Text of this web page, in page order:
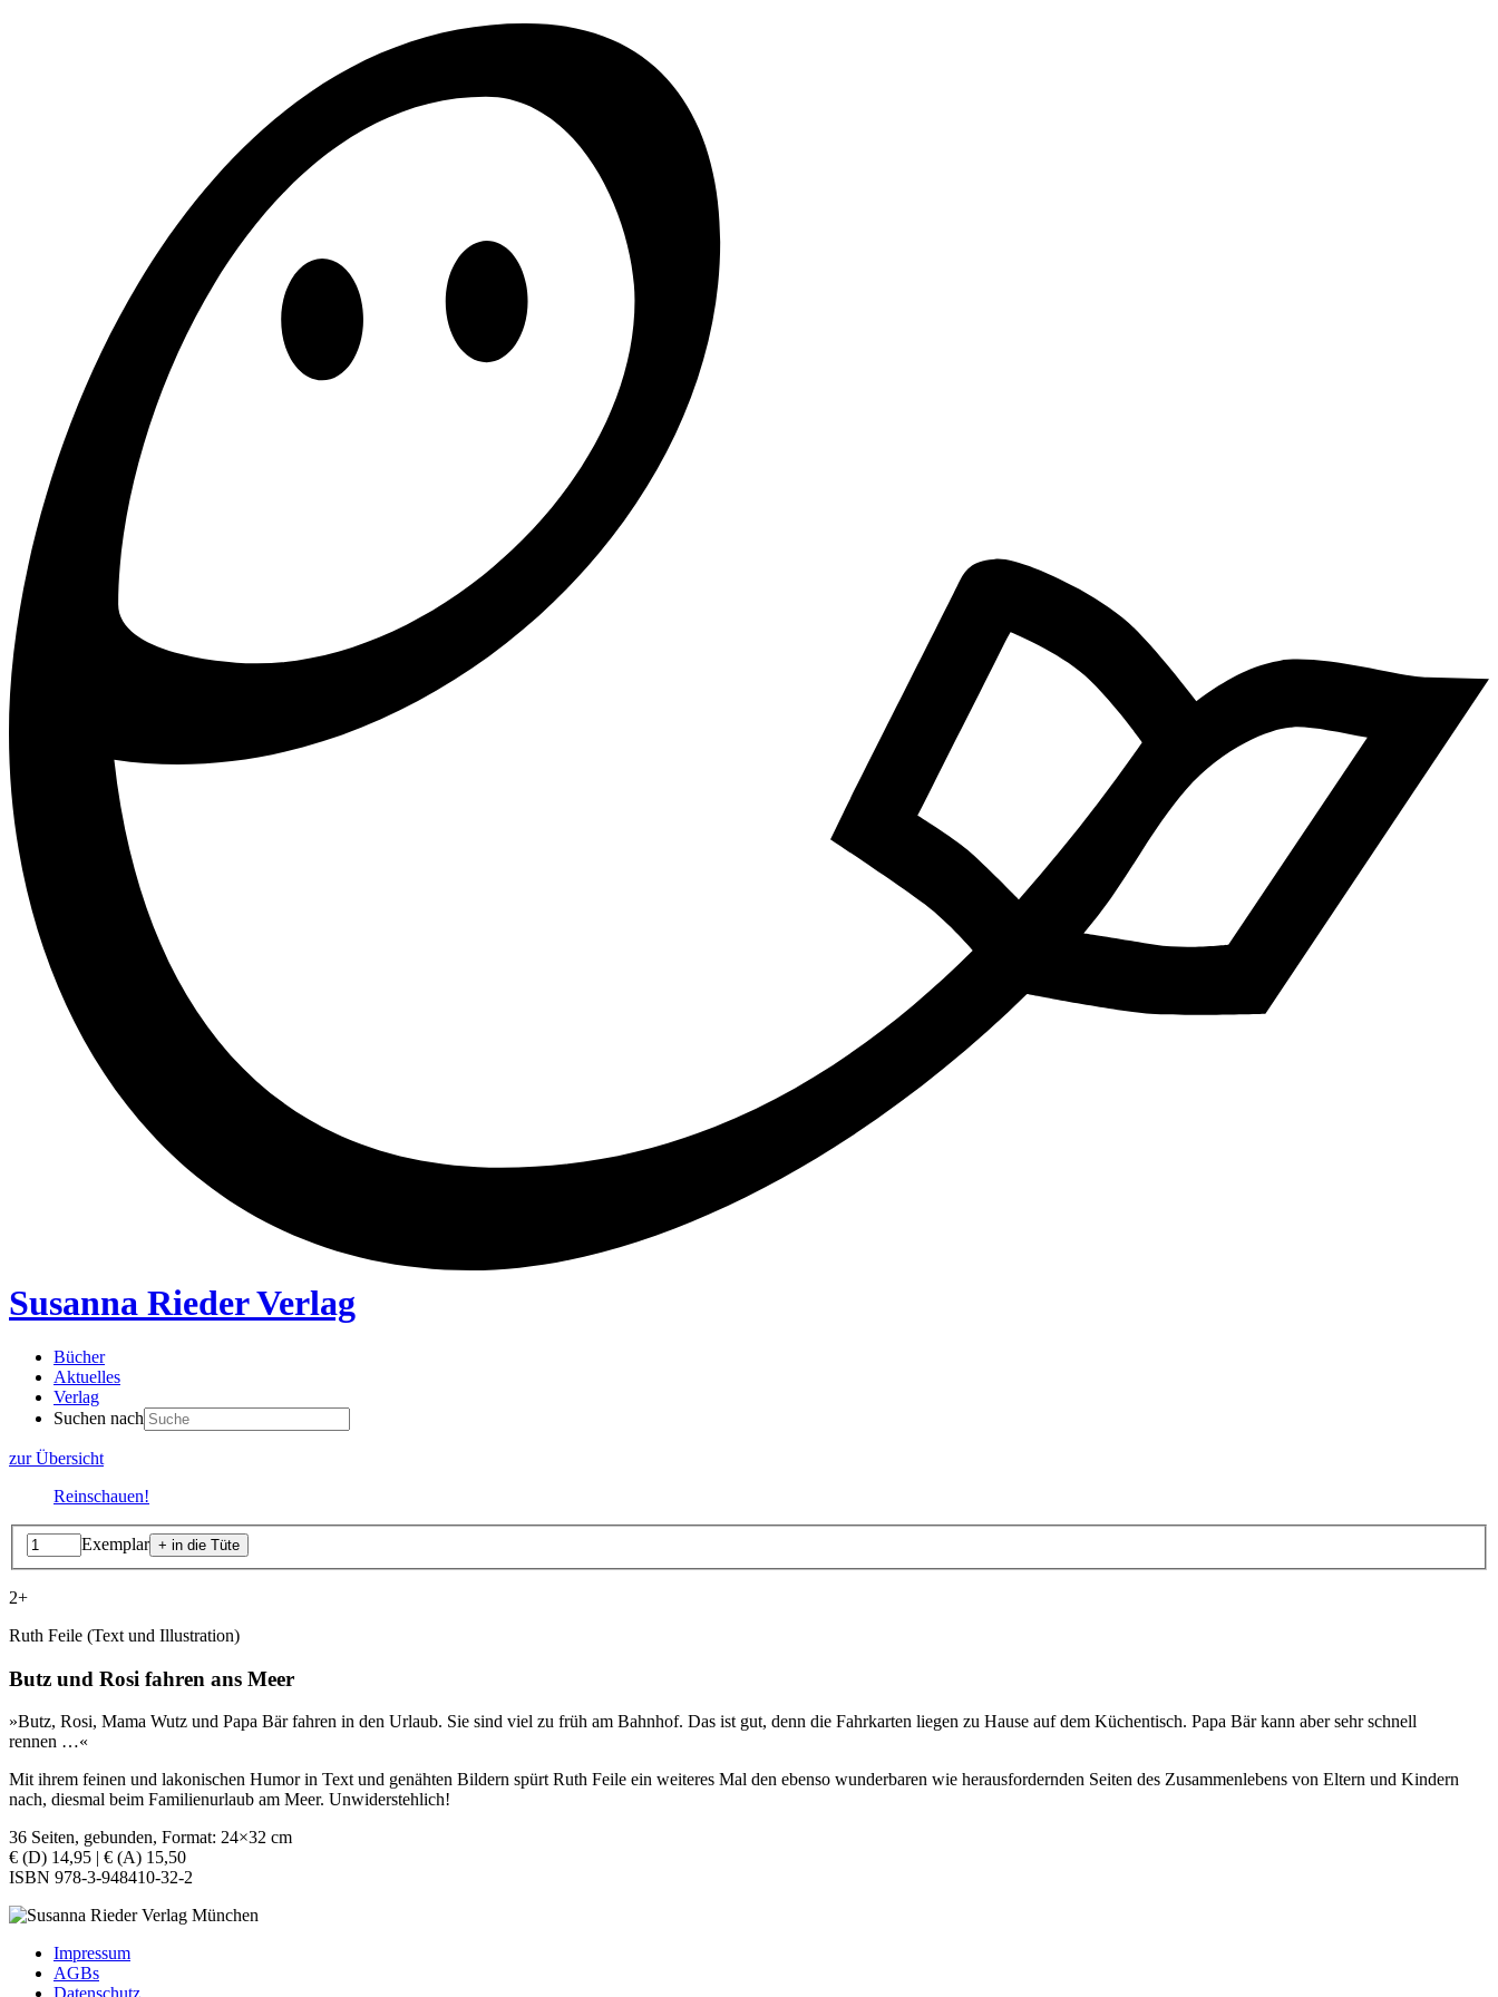
Susanna Rieder Verlag
Bücher
Aktuelles
Verlag
Suchen nach
zur Übersicht
Reinschauen!
Exemplar
2+
Ruth Feile (Text und Illustration)
Butz und Rosi fahren ans Meer
»Butz, Rosi, Mama Wutz und Papa Bär fahren in den Urlaub. Sie sind viel zu früh am Bahnhof. Das ist gut, denn die Fahrkarten liegen zu Hause auf dem Küchentisch. Papa Bär kann aber sehr schnell
rennen …«
Mit ihrem feinen und lakonischen Humor in Text und genähten Bildern spürt Ruth Feile ein weiteres Mal den ebenso wunderbaren wie herausfordernden Seiten des Zusammenlebens von Eltern und Kindern
nach, diesmal beim Familienurlaub am Meer. Unwiderstehlich!
36 Seiten, gebunden, Format: 24×32 cm
€ (D) 14,95 | € (A) 15,50
ISBN 978-3-948410-32-2
Impressum
AGBs